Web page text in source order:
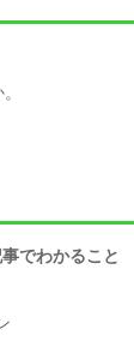
でわかること